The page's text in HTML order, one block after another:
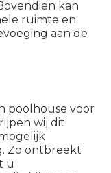
kan
ruimte en
aan de
poolhouse voor
wij dit.
Zo ontbreekt
u